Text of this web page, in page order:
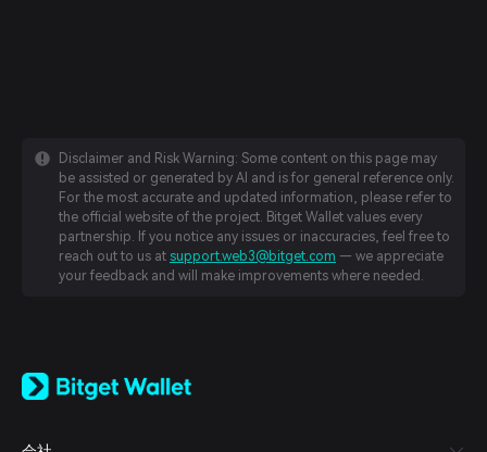
Disclaimer and Risk Warning: Some content on this page may
be assisted or generated by AI and is for general reference only.
For the most accurate and updated information, please refer to
the official website of the project. Bitget Wallet values every
partnership. If you notice any issues or inaccuracies, feel free to
reach out to us at support.web3@bitget.com — we appreciate
your feedback and will make improvements where needed.
日本語